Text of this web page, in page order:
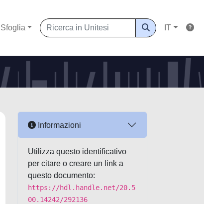
Sfoglia IT
Informazioni
Utilizza questo identificativo
per citare o creare un link a
questo documento:
https://hdl.handle.net/20.5
00.14242/292136